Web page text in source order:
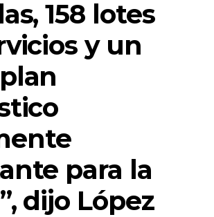
DE SESIONES
TRABAJANDO?
DE TRÁMITES
NORMATIVAS
158 lotes
y un
para la
dijo López